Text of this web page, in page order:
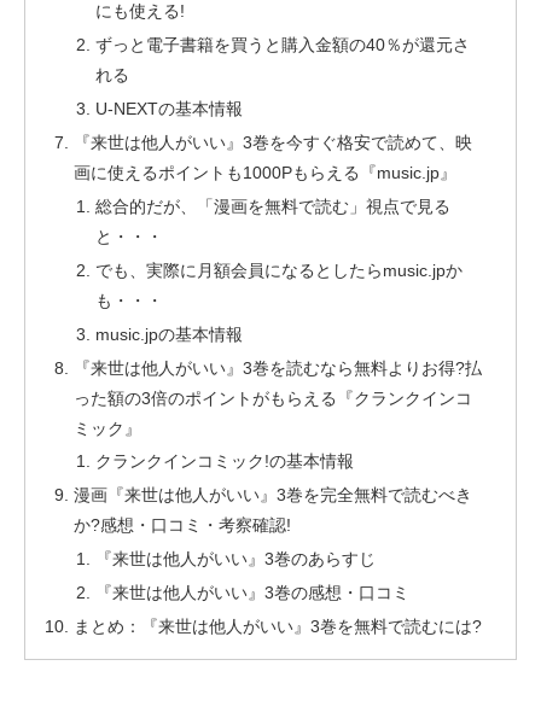
にも使える!
ずっと電子書籍を買うと購入金額の40％が還元さ
れる
U-NEXTの基本情報
『来世は他人がいい』3巻を今すぐ格安で読めて、映
画に使えるポイントも1000Pもらえる『music.jp』
総合的だが、「漫画を無料で読む」視点で見る
と・・・
でも、実際に月額会員になるとしたらmusic.jpか
も・・・
music.jpの基本情報
『来世は他人がいい』3巻を読むなら無料よりお得?払
った額の3倍のポイントがもらえる『クランクインコ
ミック』
クランクインコミック!の基本情報
漫画『来世は他人がいい』3巻を完全無料で読むべき
か?感想・口コミ・考察確認!
『来世は他人がいい』3巻のあらすじ
『来世は他人がいい』3巻の感想・口コミ
まとめ：『来世は他人がいい』3巻を無料で読むには?